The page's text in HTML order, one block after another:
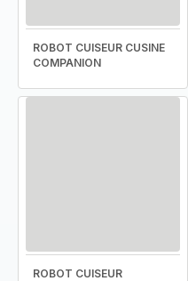
ROBOT CUISEUR CUSINE
COMPANION
ROBOT CUISEUR